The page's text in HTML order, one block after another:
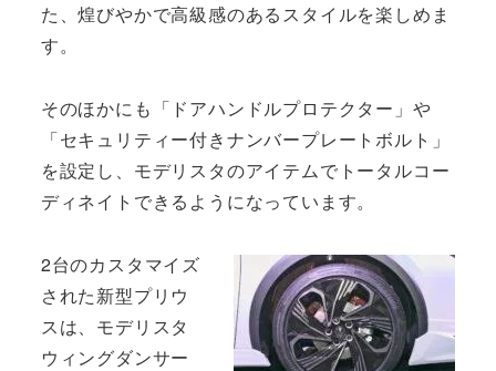
た、煌びやかで高級感のあるスタイルを楽しめま
す。
そのほかにも「ドアハンドルプロテクター」や
「セキュリティー付きナンバープレートボルト」
を設定し、モデリスタのアイテムでトータルコー
ディネイトできるようになっています。
2台のカスタマイズ
された新型プリウ
スは、モデリスタ
ウィングダンサー